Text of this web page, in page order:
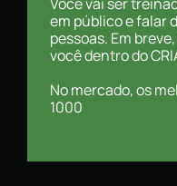
em público e falar
pessoas. Em
você dentro do
No mercado, os
1000